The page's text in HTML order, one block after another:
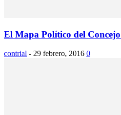
El Mapa Político del
contrial - 29 febrero, 2016 0